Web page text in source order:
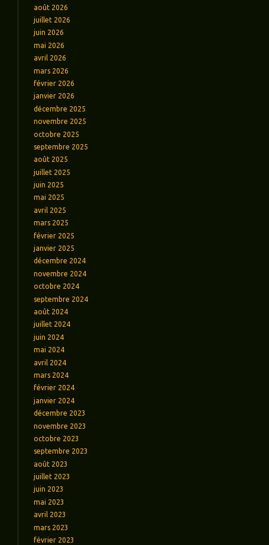
août 2026
juillet 2026
juin 2026
mai 2026
avril 2026
mars 2026
février 2026
janvier 2026
décembre 2025
novembre 2025
octobre 2025
septembre 2025
août 2025
juillet 2025
juin 2025
mai 2025
avril 2025
mars 2025
février 2025
janvier 2025
décembre 2024
novembre 2024
octobre 2024
septembre 2024
août 2024
juillet 2024
juin 2024
mai 2024
avril 2024
mars 2024
février 2024
janvier 2024
décembre 2023
novembre 2023
octobre 2023
septembre 2023
août 2023
juillet 2023
juin 2023
mai 2023
avril 2023
mars 2023
février 2023